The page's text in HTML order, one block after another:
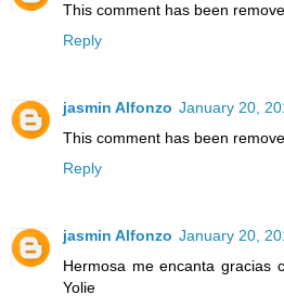
This comment has been
Reply
jasmin Alfonzo January 20,
This comment has been
Reply
jasmin Alfonzo January 20,
Hermosa me encanta gracias
Yolie